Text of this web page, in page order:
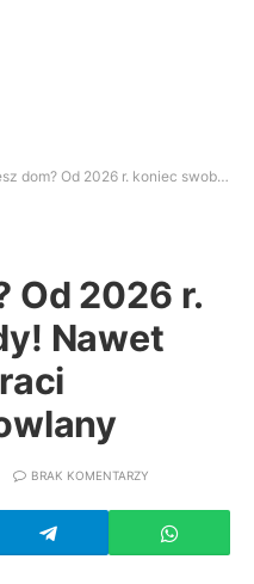
2026 r. koniec swobody! Nawet 50% działek straci charakter budowlany
Od 2026 r.
Nawet
BRAK KOMENTARZY